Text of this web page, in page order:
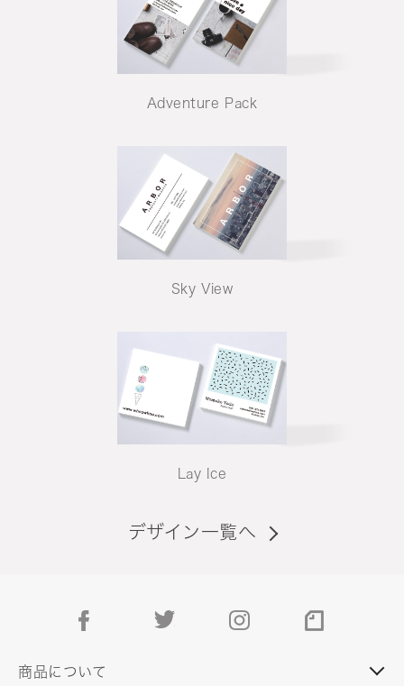
Adventure Pack
Sky View
Lay Ice
デザイン一覧へ
facebook instagram
商品について